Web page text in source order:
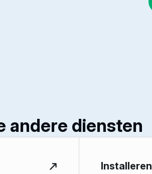
andere diensten
Installeren